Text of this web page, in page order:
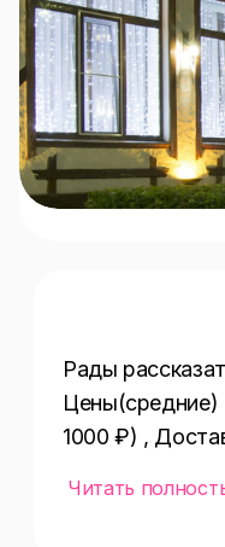
Рады
Цены(средние)
1000 ₽) ,
Оплата
Читать